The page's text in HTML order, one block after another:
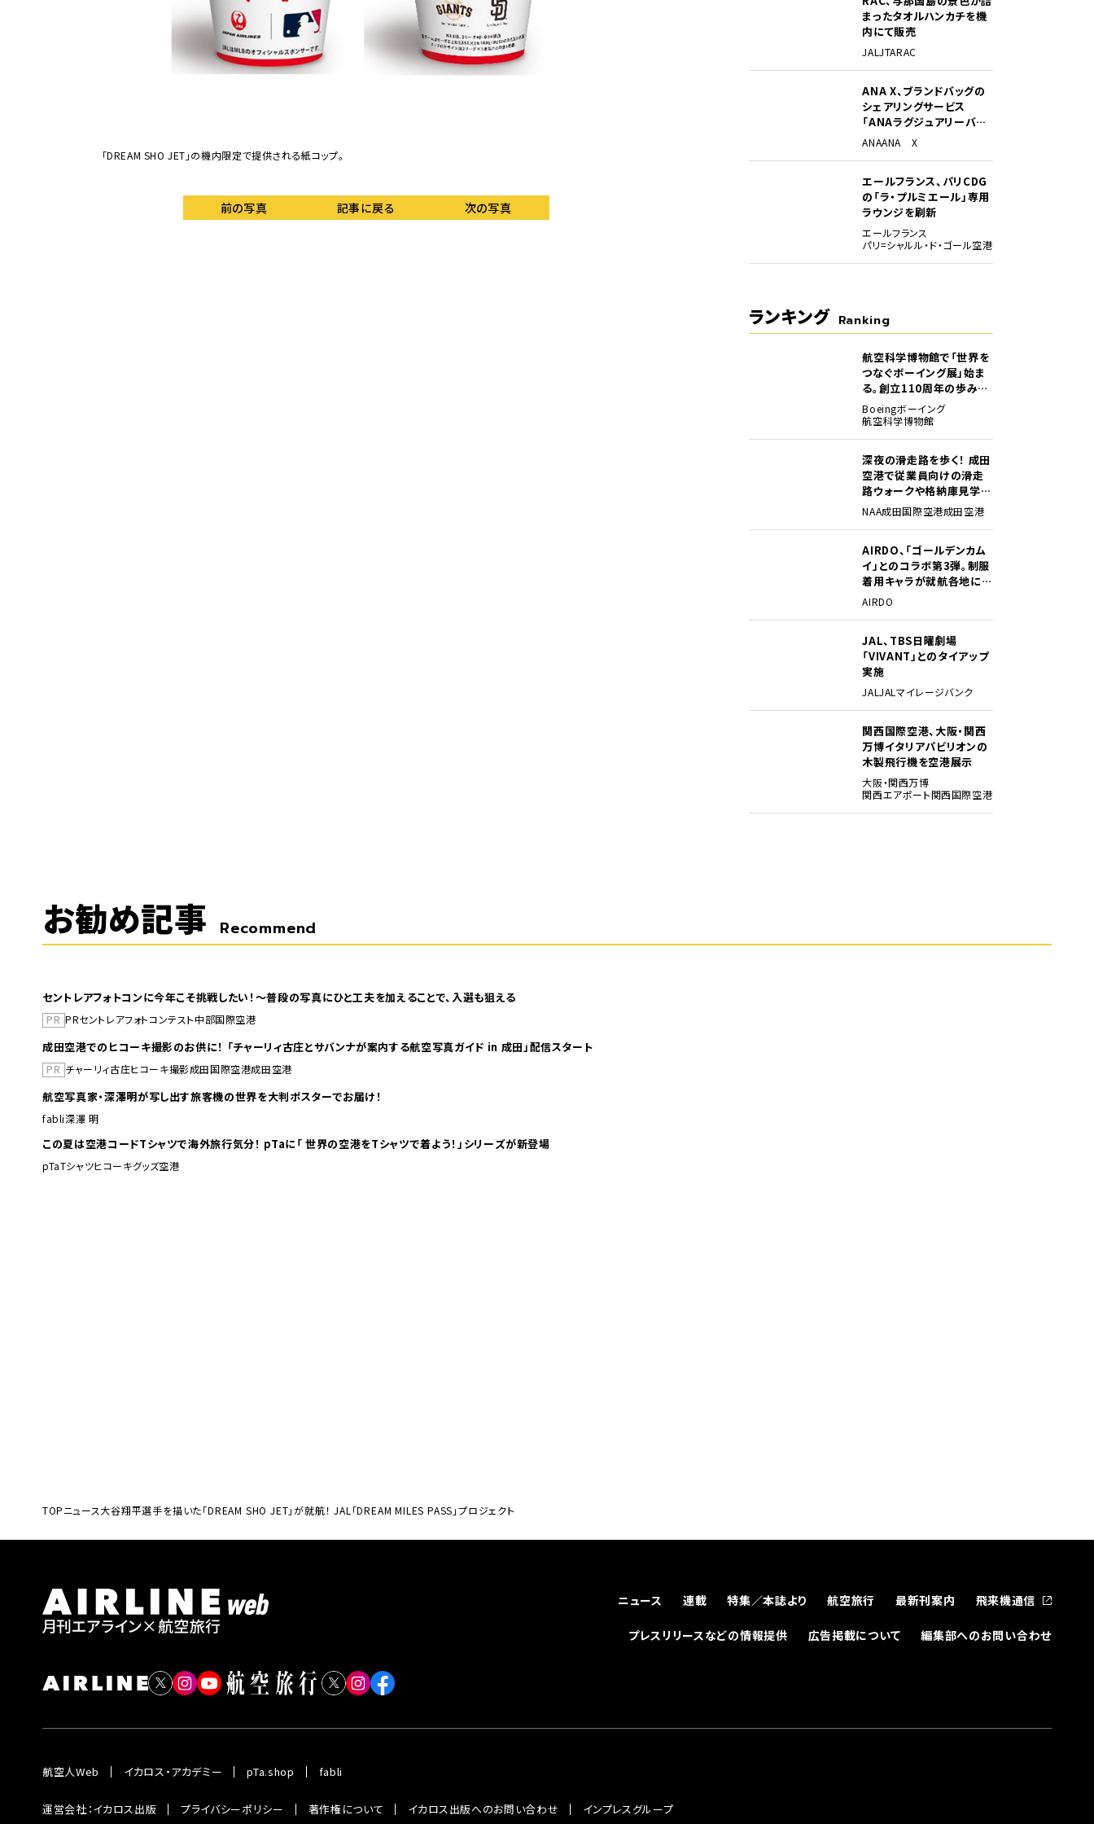
「DREAM SHO JET」の機内限定で提供される紙コップ。
前の写真 記事に戻る 次の写真
まったタオルハンカチを機
内にて販売
JALJTARAC
ANA X、ブランドバッグの
シェアリングサービス
「ANAラグジュアリーバッ
グ」開始
ANAANA X
エールフランス、パリCDG
の「ラ・プルミエール」専用
ラウンジを刷新
エールフランス
パリ=シャルル・ド・ゴール空港
ランキング Ranking
航空科学博物館で「世界を
つなぐボーイング展」始ま
る。創立110周年の歩みを
貴重な資料でたどる
Boeingボーイング
航空科学博物館
深夜の滑走路を歩く！ 成田
空港で従業員向けの滑走
路ウォークや格納庫見学イ
ベントを初開催
NAA成田国際空港成田空港
AIRDO、「ゴールデンカム
イ」とのコラボ第3弾。制服
着用キャラが就航各地に登
場
AIRDO
JAL、TBS日曜劇場
「VIVANT」とのタイアップ
実施
JALJALマイレージバンク
関西国際空港、大阪・関西
万博イタリアパビリオンの
木製飛行機を空港展示
大阪・関西万博
関西エアポート関西国際空港
お勧め記事 Recommend
セントレアフォトコンに今年こそ挑戦したい！～普段の写真にひと工夫を加えることで、入選も狙える
PR PRセントレアフォトコンテスト中部国際空港
成田空港でのヒコーキ撮影のお供に！ 「チャーリィ古庄とサバンナが案内する航空写真ガイド in 成田」配信スタート
PR チャーリィ古庄ヒコーキ撮影成田国際空港成田空港
航空写真家・深澤明が写し出す旅客機の世界を大判ポスターでお届け！
fabli深澤 明
この夏は空港コードTシャツで海外旅行気分！ pTaに「 世界の空港をTシャツで着よう！」シリーズが新登場
pTaTシャツヒコーキグッズ空港
TOPニュース大谷翔平選手を描いた「DREAM SHO JET」が就航！ JAL「DREAM MILES PASS」プロジェクト
ニュース 連載 特集／本誌より 航空旅行 最新刊案内 飛来機通信
プレスリリースなどの情報提供 広告掲載について 編集部へのお問い合わせ
航空人Web イカロス・アカデミー pTa.shop fabli
運営会社：イカロス出版 プライバシーポリシー 著作権について イカロス出版へのお問い合わせ インプレスグループ